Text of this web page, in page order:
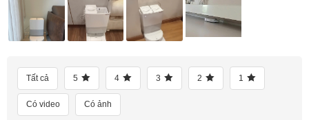
10.
Tính năng tự động phát hiện bụi bẩn thông minh
11. Điều khiển bằng giọng nói thông minh
sạch hiệu quả
13.Thân thiện với thú cưng, nhiều tính năng an toàn và
tiện lợi
14.Điều khiển thông minh qua ứng dụng Roborock
Tất cả 5 4 3 2 1
Có video Có ảnh